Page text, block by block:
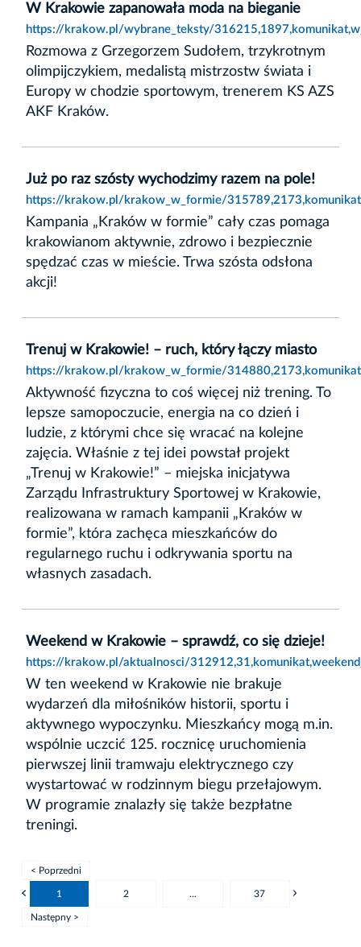
W Krakowie zapanowała moda na bieganie
https://krakow.pl/wybrane_teksty/
Rozmowa z Grzegorzem Sudołem, trzykrotnym
olimpijczykiem, medalistą mistrzostw świata i
Europy w chodzie sportowym, trenerem KS AZS
AKF Kraków.
Już po raz szósty wychodzimy razem na pole!
https://krakow.pl/krakow_w_formie/
Kampania „Kraków w formie” cały czas pomaga
krakowianom aktywnie, zdrowo i bezpiecznie
spędzać czas w mieście. Trwa szósta odsłona
akcji!
Trenuj w Krakowie! – ruch, który łączy miasto
https://krakow.pl/krakow_w_formie/
Aktywność fizyczna to coś więcej niż trening. To
lepsze samopoczucie, energia na co dzień i
ludzie, z którymi chce się wracać na kolejne
zajęcia. Właśnie z tej idei powstał projekt
„Trenuj w Krakowie!” – miejska inicjatywa
Zarządu Infrastruktury Sportowej w Krakowie,
realizowana w ramach kampanii „Kraków w
formie”, która zachęca mieszkańców do
regularnego ruchu i odkrywania sportu na
własnych zasadach.
Weekend w Krakowie – sprawdź, co się dzieje!
https://krakow.pl/aktualnosci/
W ten weekend w Krakowie nie brakuje
wydarzeń dla miłośników historii, sportu i
aktywnego wypoczynku. Mieszkańcy mogą m.in.
wspólnie uczcić 125. rocznicę uruchomienia
pierwszej linii tramwaju elektrycznego czy
wystartować w rodzinnym biegu przełajowym.
W programie znalazły się także bezpłatne
treningi.
< Poprzedni
1 2 ... 37
Następny >